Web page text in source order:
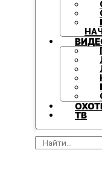
ТВ